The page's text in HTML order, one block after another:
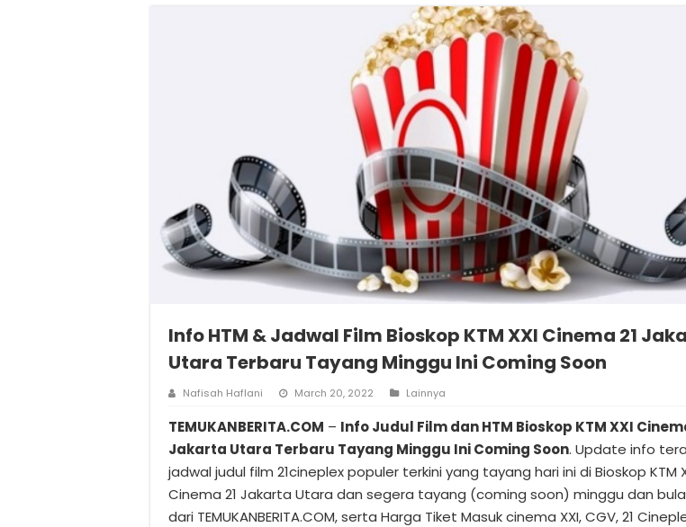
Info HTM & Jadwal Film Bioskop KTM XXI Cinema 21
Utara Terbaru Tayang Minggu Ini Coming Soon
Nafisah Haflani March 20, 2022 Lainnya
TEMUKANBERITA.COM – Info Judul Film dan HTM Bioskop KTM XXI
Jakarta Utara Terbaru Tayang Minggu Ini Coming Soon. Update info
jadwal judul film 21cineplex populer terkini yang tayang hari ini di Bioskop KTM
Cinema 21 Jakarta Utara dan segera tayang (coming soon) minggu dan
dari TEMUKANBERITA.COM, serta Harga Tiket Masuk cinema XXI, CGV, 21